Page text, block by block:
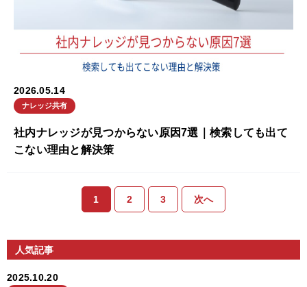
社内ナレッジが見つからない原因7選｜検索しても出て
こない理由と解決策
2026.05.14
ナレッジ共有
1 2 3 次へ
人気記事
2025.10.20